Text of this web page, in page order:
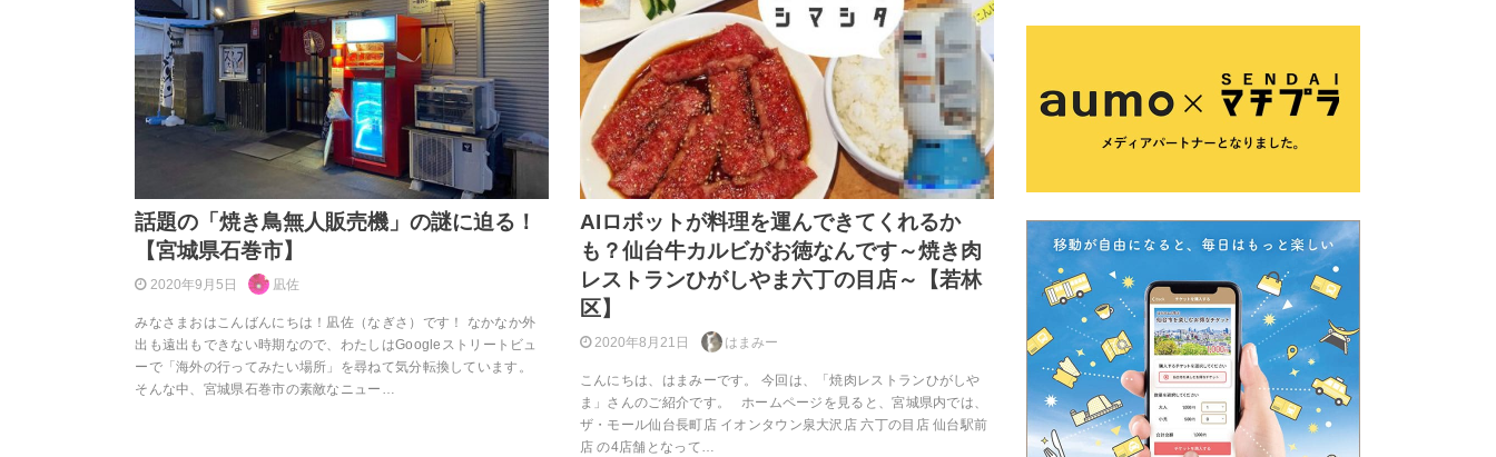
話題の「焼き鳥無人販売機」の謎に迫る！
【宮城県石巻市】
2020年9月5日 凪佐
みなさまおはこんばんにちは！凪佐（なぎさ）です！ なかなか外
出も遠出もできない時期なので、わたしはGoogleストリートビュ
ーで「海外の行ってみたい場所」を尋ねて気分転換しています。
そんな中、宮城県石巻市の素敵なニュー…
AIロボットが料理を運んできてくれるか
も？仙台牛カルビがお徳なんです～焼き肉
レストランひがしやま六丁の目店～【若林
区】
2020年8月21日 はまみー
こんにちは、はまみーです。 今回は、「焼肉レストランひがしや
ま」さんのご紹介です。 ホームページを見ると、宮城県内では、
ザ・モール仙台長町店 イオンタウン泉大沢店 六丁の目店 仙台駅前
店 の4店舗となって…